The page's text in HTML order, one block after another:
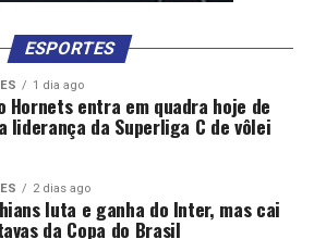
ESPORTES
1 dia ago
Hornets entra em quadra hoje de
liderança da Superliga C de vôlei
2 dias ago
luta e ganha do Inter, mas cai
da Copa do Brasil